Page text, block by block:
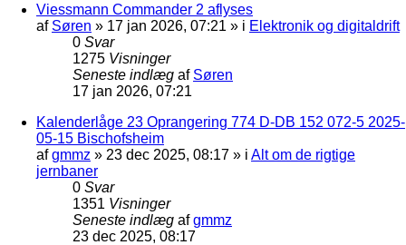
Viessmann Commander 2 aflyses
af Søren » 17 jan 2026, 07:21 » i Elektronik og digitaldrift
0 Svar
1275 Visninger
Seneste indlæg af Søren
17 jan 2026, 07:21
Kalenderlåge 23 Oprangering 774 D-DB 152 072-5 2025-
05-15 Bischofsheim
afgmmz » 23 dec 2025, 08:17 » i Alt om de rigtige
jernbaner
0 Svar
1351 Visninger
Seneste indlæg afgmmz
23 dec 2025, 08:17